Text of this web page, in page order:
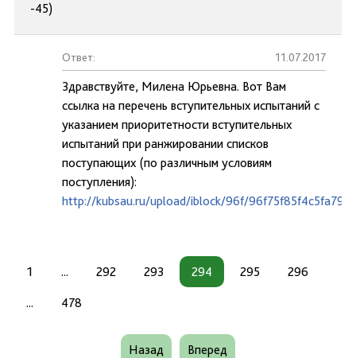
-45)
Ответ: 11.07.2017
Здравствуйте, Милена Юрьевна. Вот Вам
ссылка на перечень вступительных испытаний с
указанием приоритетности вступительных
испытаний при ранжировании списков
поступающих (по различным условиям
поступления):
http://kubsau.ru/upload/iblock/96f/
1 ... 292 293 294 295 296
... 478
Назад Вперед